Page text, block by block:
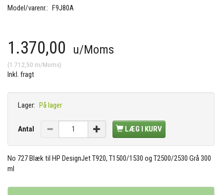
Model/varenr.: F9J80A
1.370,00 u/Moms
(1.712,50 m/Moms)
Inkl. fragt
Lager: På lager
Antal LÆG I KURV
No 727 Blæk til HP DesignJet T920, T1500/1530 og T2500/2530 Grå 300
ml